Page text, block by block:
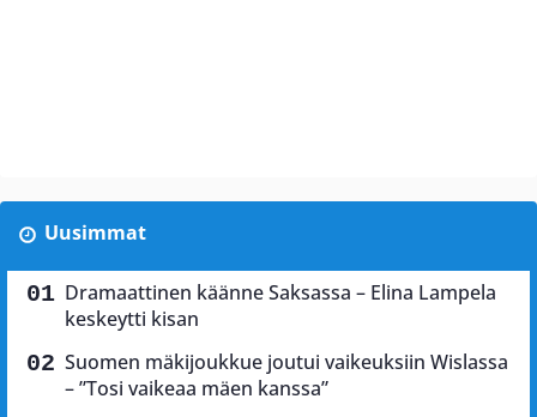
Uusimmat
Dramaattinen käänne Saksassa – Elina Lampela
keskeytti kisan
Suomen mäkijoukkue joutui vaikeuksiin Wislassa
– ”Tosi vaikeaa mäen kanssa”